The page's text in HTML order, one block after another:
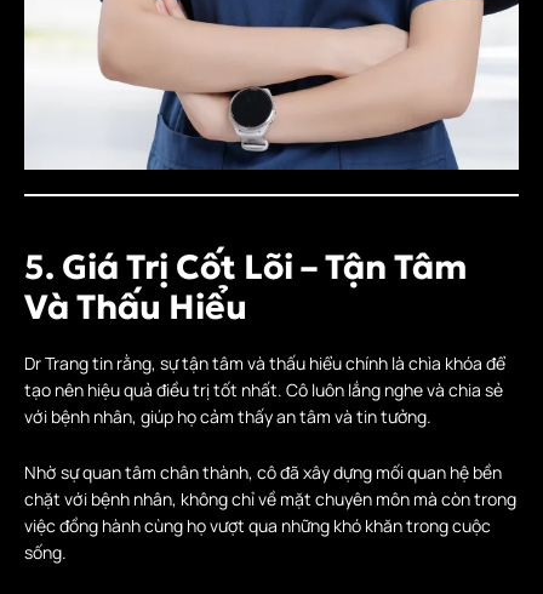
5. Giá Trị Cốt Lõi – Tận Tâm
Và Thấu Hiểu
Dr Trang tin rằng, sự tận tâm và thấu hiểu chính là chìa khóa để
tạo nên hiệu quả điều trị tốt nhất. Cô luôn lắng nghe và chia sẻ
với bệnh nhân, giúp họ cảm thấy an tâm và tin tưởng.
Nhờ sự quan tâm chân thành, cô đã xây dựng mối quan hệ bền
chặt với bệnh nhân, không chỉ về mặt chuyên môn mà còn trong
việc đồng hành cùng họ vượt qua những khó khăn trong cuộc
sống.